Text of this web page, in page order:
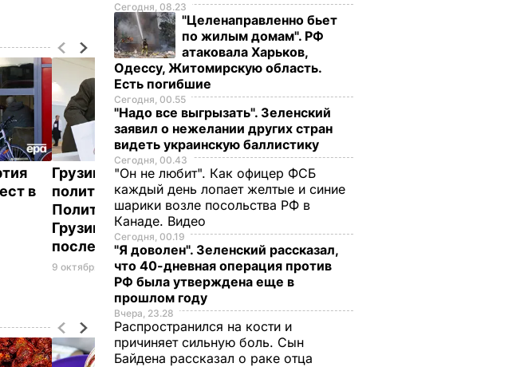
в
Грузинский
политолог:
Политический курс
Грузии не изменится
после выборов
9 октября, 20.32МИР
В Грузии прошли
парламентские
выборы.
8 октября, 21.42СОБЫТИЯ
Сегодня, 08.23
"Целенаправленно бьет
по жилым домам". РФ
атаковала Харьков,
Одессу, Житомирскую область.
Есть погибшие
Сегодня, 00.55
"Надо все выгрызать". Зеленский
заявил о нежелании других стран
видеть украинскую баллистику
Сегодня, 00.43
"Он не любит". Как офицер ФСБ
каждый день лопает желтые и синие
шарики возле посольства РФ в
Канаде. Видео
Сегодня, 00.19
"Я доволен". Зеленский рассказал,
что 40-дневная операция против
РФ была утверждена еще в
прошлом году
Вчера, 23.28
Распространился на кости и
причиняет сильную боль. Сын
Байдена рассказал о раке отца